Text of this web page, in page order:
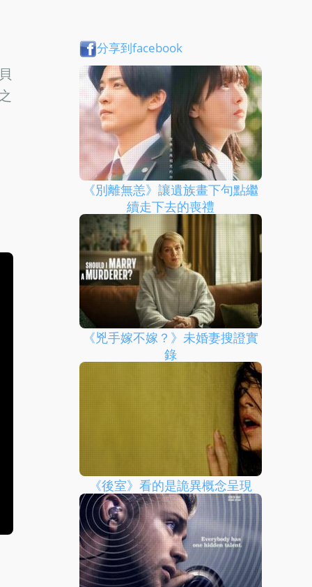
分享到facebook
《別離無恙》讓遺族畫下句點繼
續走下去的喪禮
《兇手嫁不嫁？》未婚妻搜證實
錄
《後室》看的是詭異概念呈現